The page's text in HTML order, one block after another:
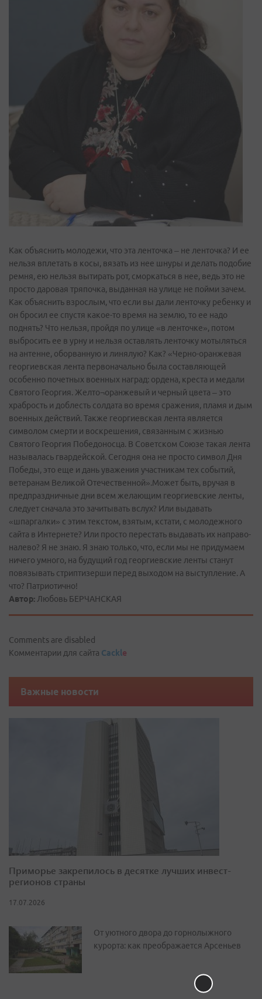
Как объяснить молодежи, что эта ленточка – не ленточка? И ее
нельзя вплетать в косы, вязать из нее шнуры и делать подобие
ремня, ею нельзя вытирать рот, сморкаться в нее, ведь это не
просто даровая тряпочка, выданная на улице не пойми зачем.
Как объяснить взрослым, что если вы дали ленточку ребенку и
он бросил ее спустя какое­-то время на землю, то ее надо
поднять? Что нельзя, пройдя по улице «в ленточке», потом
выбросить ее в урну и нельзя оставлять ленточку мотыляться
на антенне, оборванную и линялую? Как? «Черно-оранжевая
георгиевская лента первоначально была составляющей
особенно почетных военных наград: ордена, креста и медали
Святого Георгия. Желто¬оранжевый и черный цвета – это
храбрость и доблесть солдата во время сражения, пламя и дым
военных действий. Также георгиевская лента является
символом смерти и воскрешения, связанным с жизнью
Святого Георгия Победоносца. В Советском Союзе такая лента
называлась гвардейской. Сегодня она не просто символ Дня
Победы, это еще и дань уважения участникам тех событий,
ветеранам Великой Отечественной».Может быть, вручая в
предпраздничные дни всем желающим георгиевские ленты,
следует сначала это зачитывать вслух? Или выдавать
«шпаргалки» с этим текстом, взятым, кстати, с молодежного
сайта в Интернете? Или просто перестать выдавать их направо­-
налево? Я не знаю. Я знаю только, что, если мы не придумаем
ничего умного, на будущий год георгиевские ленты станут
повязывать стриптизерши перед выходом на выступление. А
что? Патриотично!
Автор: Любовь БЕРЧАНСКАЯ
Comments are disabled
Комментарии для сайта Cackle
Важные новости
Приморье закрепилось в десятке лучших инвест-
регионов страны
17.07.2026
От уютного двора до горнолыжного
курорта: как преображается Арсеньев